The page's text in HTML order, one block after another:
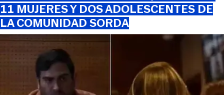
11 MUJERES Y DOS ADOLESCENTES DE
LA COMUNIDAD SORDA